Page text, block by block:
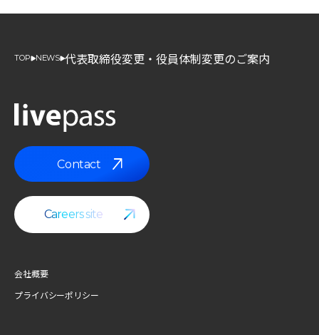
TOP NEWS 代表取締役変更・役員体制変更のご案内
Contact
Careers site
Careers site
会社概要
プライバシーポリシー